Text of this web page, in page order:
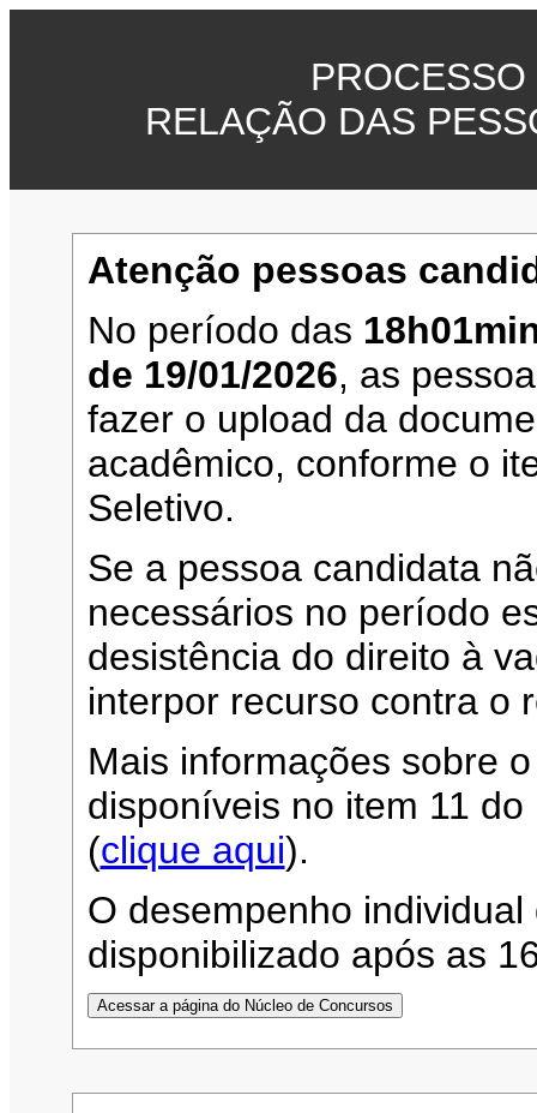
RELAÇÃO DAS
Atenção pessoas
No período das
de 19/01/2026, as
fazer o upload da
acadêmico, conforme o
Seletivo.
Se a pessoa candidata
necessários no período
desistência do direito à
interpor recurso contra o
Mais informações sobre
disponíveis no item 11
(clique aqui).
O desempenho
disponibilizado após as